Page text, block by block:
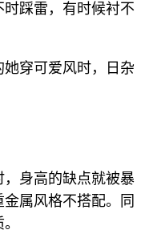
踩雷，有时候衬不
穿可爱风时，日杂
身高的缺点就被暴
属风格不搭配。同